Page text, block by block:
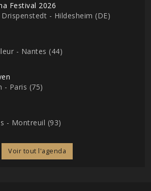
Festival 2026
- Hildesheim (DE)
- Nantes (44)
- Paris (75)
- Montreuil (93)
Voir tout l'agenda